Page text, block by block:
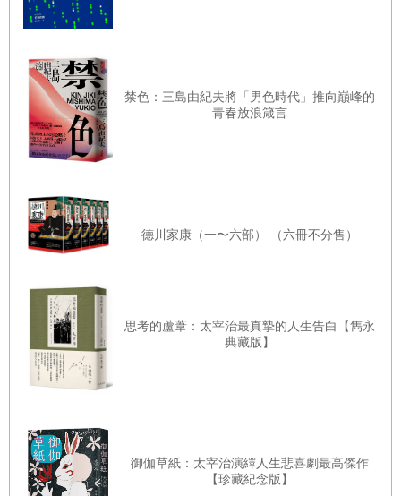
禁色：三島由紀夫將「男色時代」推向巔峰的
青春放浪箴言
德川家康（一〜六部） （六冊不分售）
思考的蘆葦：太宰治最真摯的人生告白【雋永
典藏版】
御伽草紙：太宰治演繹人生悲喜劇最高傑作
【珍藏紀念版】